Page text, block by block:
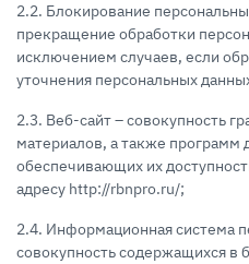
2.2. Блокирование
прекращение обработки
исключением случаев, если
уточнения персональных
2.3. Веб-сайт – совокупность
материалов, а также программ
обеспечивающих их
адресу http://rbnpro.ru/;
2.4. Информационная система
совокупность содержащихся в